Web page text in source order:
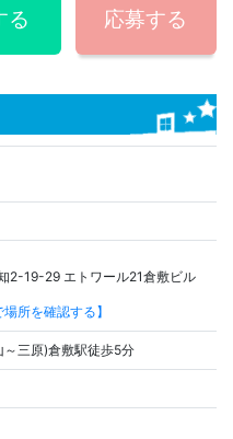
る 応募する
2-19-29 エトワール21倉敷ビル
所を確認する】
三原)倉敷駅徒歩5分